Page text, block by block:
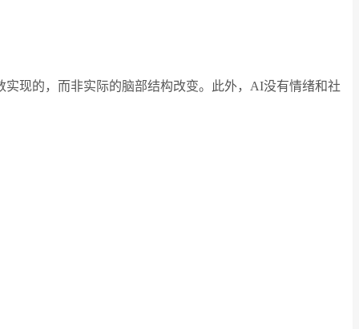
现的，而非实际的脑部结构改变。此外，AI没有情绪和社